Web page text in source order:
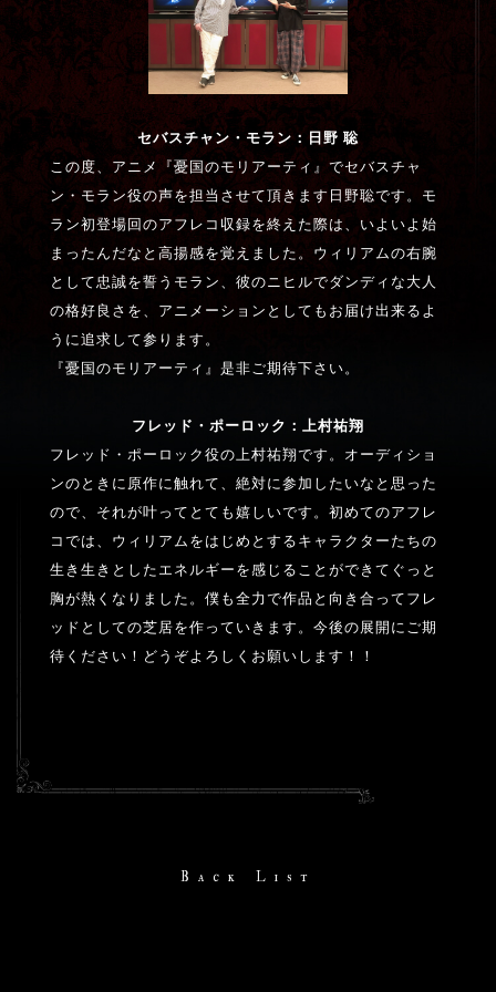
Movies
Special
moriarty_anime
セバスチャン・モラン：日野 聡
この度、アニメ『憂国のモリアーティ』でセバスチャ
ン・モラン役の声を担当させて頂きます日野聡です。モ
ラン初登場回のアフレコ収録を終えた際は、いよいよ始
まったんだなと高揚感を覚えました。ウィリアムの右腕
として忠誠を誓うモラン、彼のニヒルでダンディな大人
の格好良さを、アニメーションとしてもお届け出来るよ
うに追求して参ります。
『憂国のモリアーティ』是非ご期待下さい。
フレッド・ポーロック：上村祐翔
フレッド・ポーロック役の上村祐翔です。オーディショ
ンのときに原作に触れて、絶対に参加したいなと思った
ので、それが叶ってとても嬉しいです。初めてのアフレ
コでは、ウィリアムをはじめとするキャラクターたちの
生き生きとしたエネルギーを感じることができてぐっと
胸が熱くなりました。僕も全力で作品と向き合ってフレ
ッドとしての芝居を作っていきます。今後の展開にご期
待ください！どうぞよろしくお願いします！！
Back List